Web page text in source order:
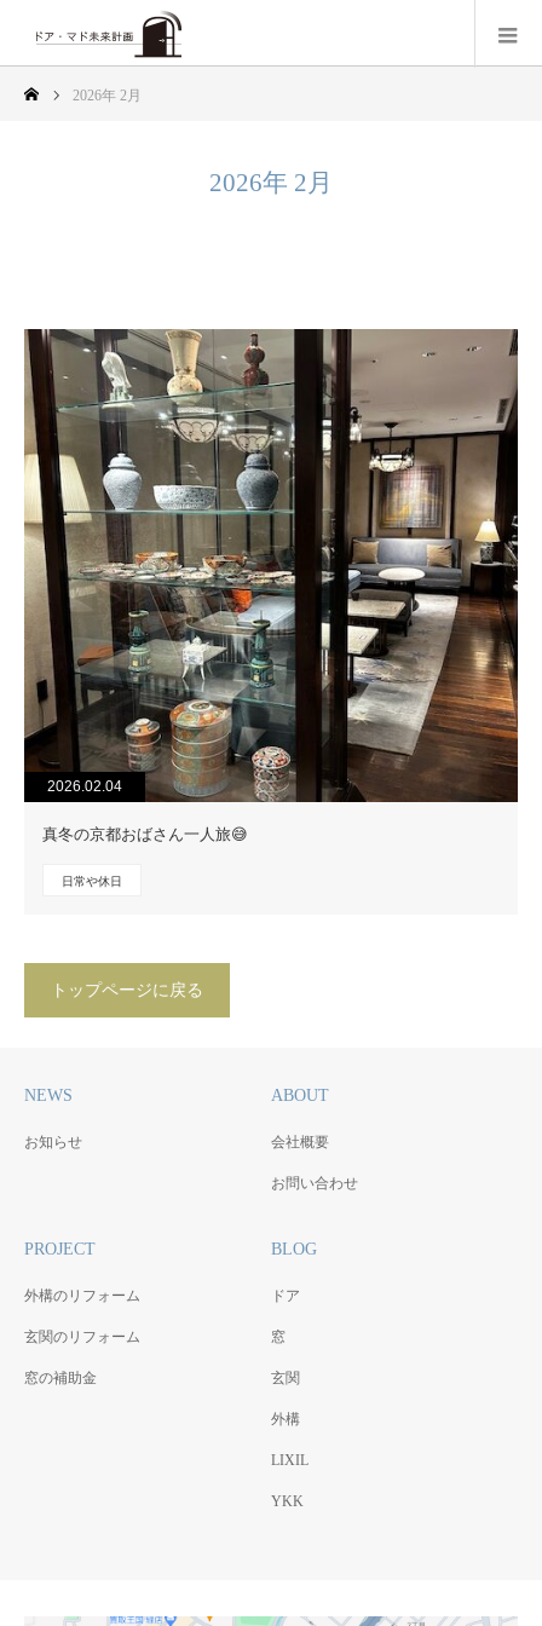
2026年 2月
2026年 2月
2026.02.04
真冬の京都おばさん一人旅😅
日常や休日
トップページに戻る
NEWS
お知らせ
ABOUT
会社概要
お問い合わせ
PROJECT
外構のリフォーム
玄関のリフォーム
窓の補助金
BLOG
ドア
窓
玄関
外構
LIXIL
YKK